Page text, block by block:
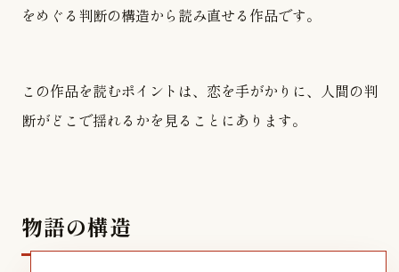
をめぐる判断の構造から読み直せる作品です。
この作品を読むポイントは、恋を手がかりに、人間の判
断がどこで揺れるかを見ることにあります。
物語の構造